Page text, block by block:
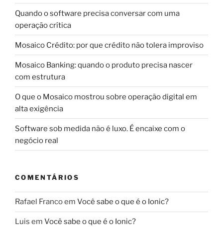
Quando o software precisa conversar com uma
operação crítica
Mosaico Crédito: por que crédito não tolera improviso
Mosaico Banking: quando o produto precisa nascer
com estrutura
O que o Mosaico mostrou sobre operação digital em
alta exigência
Software sob medida não é luxo. É encaixe com o
negócio real
COMENTÁRIOS
Rafael Francoem Você sabe o que é o Ionic?
Luis em Você sabe o que é o Ionic?